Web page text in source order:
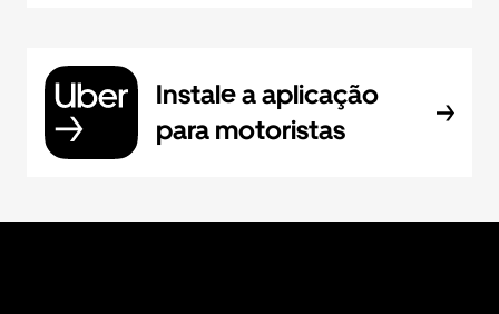
Instale a aplicação
para motoristas